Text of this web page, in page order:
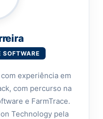
SOFTWARE
experiência em
com percurso na
e FarmTrace.
Technology pela